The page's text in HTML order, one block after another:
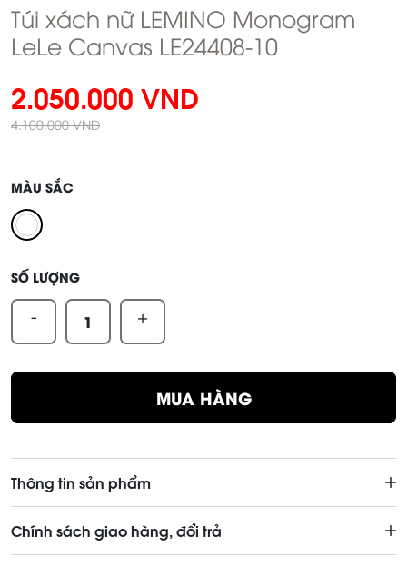
Túi xách nữ LEMINO Monogram
LeLe Canvas LE24408-10
2.050.000 VND
4.100.000 VND
MÀU SẮC
SỐ LƯỢNG
- +
MUA HÀNG
Thông tin sản phẩm
Chính sách giao hàng, đổi trả